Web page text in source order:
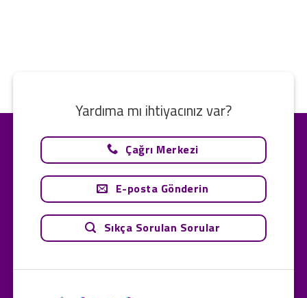
Yardıma mı ihtiyacınız var?
Çağrı Merkezi
E-posta Gönderin
Sıkça Sorulan Sorular